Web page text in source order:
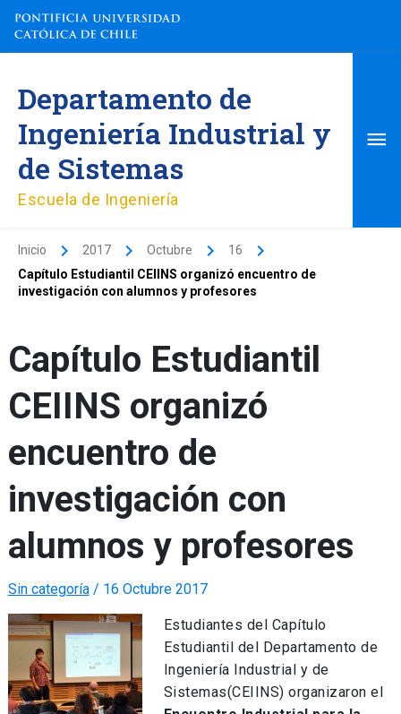
contenido
Departamento de
Ingeniería Industrial y
de Sistemas
Escuela de Ingeniería
Inicio 2017 Octubre
16
Capítulo Estudiantil CEIINS organizó encuentro de
investigación con alumnos y profesores
Capítulo Estudiantil
CEIINS organizó
encuentro de
investigación con
alumnos y profesores
Sin categoría/ 16 Octubre 2017
Estudiantes del Capítulo
Estudiantil del Departamento de
Ingeniería Industrial y de
Sistemas(CEIINS) organizaron el